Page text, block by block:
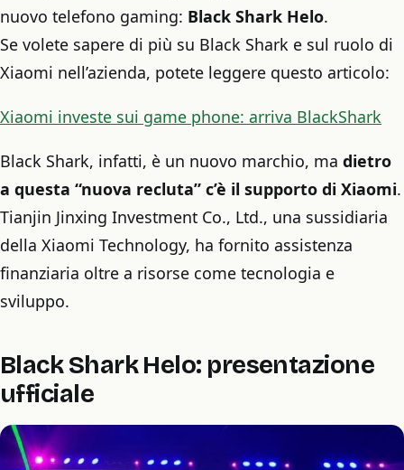
nuovo telefono gaming: Black Shark Helo.
Se volete sapere di più su Black Shark e sul ruolo di
Xiaomi nell’azienda, potete leggere questo articolo:
Xiaomi investe sui game phone: arriva BlackShark
Black Shark, infatti, è un nuovo marchio, ma dietro
a questa “nuova recluta” c’è il supporto di Xiaomi.
Tianjin Jinxing Investment Co., Ltd., una sussidiaria
della Xiaomi Technology, ha fornito assistenza
finanziaria oltre a risorse come tecnologia e
sviluppo.
Black Shark Helo: presentazione
ufficiale